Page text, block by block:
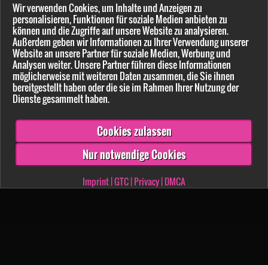
Wir verwenden Cookies, um Inhalte und Anzeigen zu
personalisieren, Funktionen für soziale Medien anbieten zu
können und die Zugriffe auf unsere Website zu analysieren.
Außerdem geben wir Informationen zu Ihrer Verwendung unserer
Website an unsere Partner für soziale Medien, Werbung und
Analysen weiter. Unsere Partner führen diese Informationen
möglicherweise mit weiteren Daten zusammen, die Sie ihnen
bereitgestellt haben oder die sie im Rahmen Ihrer Nutzung der
Dienste gesammelt haben.
Cookies zulassen
Nur notwendige Cookies
Imprint|GTC|Privacy|DMCA
Pflichtfelder sind mit * markiert
Bitte beachten Sie unsereDatenschutzerklärung.